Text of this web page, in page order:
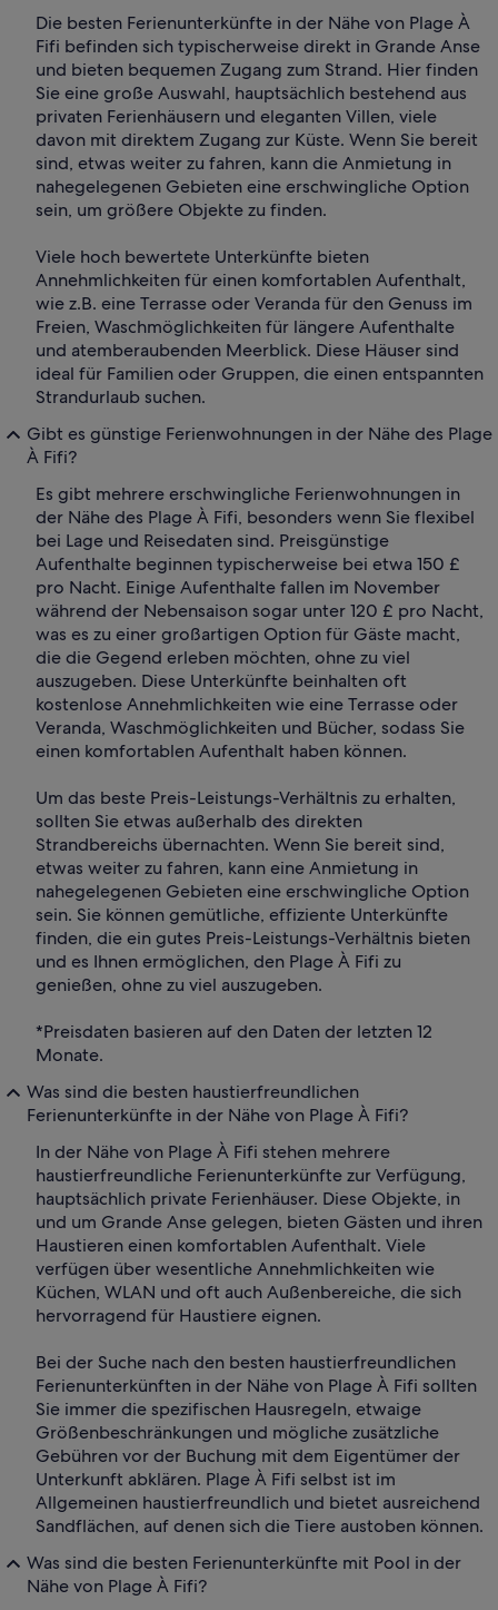
Die besten Ferienunterkünfte in der Nähe von Plage À
Fifi befinden sich typischerweise direkt in Grande Anse
und bieten bequemen Zugang zum Strand. Hier finden
Sie eine große Auswahl, hauptsächlich bestehend aus
privaten Ferienhäusern und eleganten Villen, viele
davon mit direktem Zugang zur Küste. Wenn Sie bereit
sind, etwas weiter zu fahren, kann die Anmietung in
nahegelegenen Gebieten eine erschwingliche Option
sein, um größere Objekte zu finden.
Viele hoch bewertete Unterkünfte bieten
Annehmlichkeiten für einen komfortablen Aufenthalt,
wie z.B. eine Terrasse oder Veranda für den Genuss im
Freien, Waschmöglichkeiten für längere Aufenthalte
und atemberaubenden Meerblick. Diese Häuser sind
ideal für Familien oder Gruppen, die einen entspannten
Strandurlaub suchen.
Gibt es günstige Ferienwohnungen in der Nähe des Plage
À Fifi?
Es gibt mehrere erschwingliche Ferienwohnungen in
der Nähe des Plage À Fifi, besonders wenn Sie flexibel
bei Lage und Reisedaten sind. Preisgünstige
Aufenthalte beginnen typischerweise bei etwa 150 £
pro Nacht. Einige Aufenthalte fallen im November
während der Nebensaison sogar unter 120 £ pro Nacht,
was es zu einer großartigen Option für Gäste macht,
die die Gegend erleben möchten, ohne zu viel
auszugeben. Diese Unterkünfte beinhalten oft
kostenlose Annehmlichkeiten wie eine Terrasse oder
Veranda, Waschmöglichkeiten und Bücher, sodass Sie
einen komfortablen Aufenthalt haben können.
Um das beste Preis-Leistungs-Verhältnis zu erhalten,
sollten Sie etwas außerhalb des direkten
Strandbereichs übernachten. Wenn Sie bereit sind,
etwas weiter zu fahren, kann eine Anmietung in
nahegelegenen Gebieten eine erschwingliche Option
sein. Sie können gemütliche, effiziente Unterkünfte
finden, die ein gutes Preis-Leistungs-Verhältnis bieten
und es Ihnen ermöglichen, den Plage À Fifi zu
genießen, ohne zu viel auszugeben.
*Preisdaten basieren auf den Daten der letzten 12
Monate.
Was sind die besten haustierfreundlichen
Ferienunterkünfte in der Nähe von Plage À Fifi?
In der Nähe von Plage À Fifi stehen mehrere
haustierfreundliche Ferienunterkünfte zur Verfügung,
hauptsächlich private Ferienhäuser. Diese Objekte, in
und um Grande Anse gelegen, bieten Gästen und ihren
Haustieren einen komfortablen Aufenthalt. Viele
verfügen über wesentliche Annehmlichkeiten wie
Küchen, WLAN und oft auch Außenbereiche, die sich
hervorragend für Haustiere eignen.
Bei der Suche nach den besten haustierfreundlichen
Ferienunterkünften in der Nähe von Plage À Fifi sollten
Sie immer die spezifischen Hausregeln, etwaige
Größenbeschränkungen und mögliche zusätzliche
Gebühren vor der Buchung mit dem Eigentümer der
Unterkunft abklären. Plage À Fifi selbst ist im
Allgemeinen haustierfreundlich und bietet ausreichend
Sandflächen, auf denen sich die Tiere austoben können.
Was sind die besten Ferienunterkünfte mit Pool in der
Nähe von Plage À Fifi?